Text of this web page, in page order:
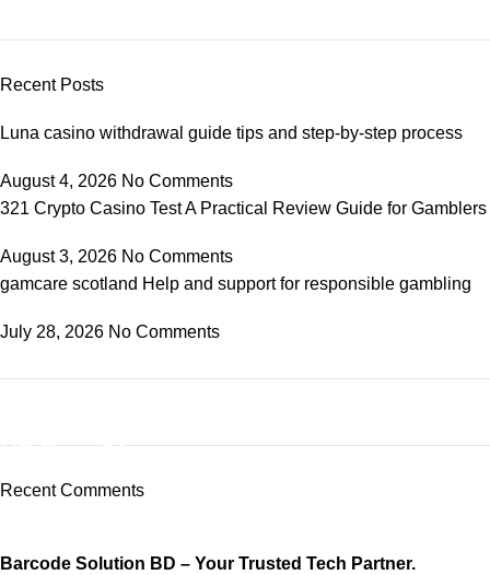
Recent Posts
Luna casino withdrawal guide tips and step-by-step process
August 4, 2026 No Comments
321 Crypto Casino Test A Practical Review Guide for Gamblers
August 3, 2026 No Comments
gamcare scotland Help and support for responsible gambling
July 28, 2026 No Comments
HP Envy 34
Recent Comments
Barcode Solution BD – Your Trusted Tech Partner.